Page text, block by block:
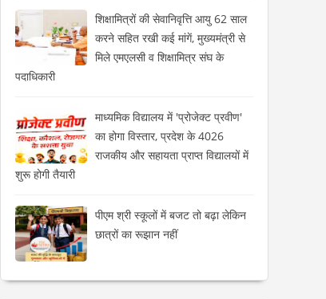
शिक्षामित्रों की सेवानिवृत्ति आयु 62 साल
करने सहित रखी कई मांगें, मुख्यमंत्री से
मिले एमएलसी व शिक्षामित्र संघ के
पदाधिकारी
माध्यमिक विद्यालय में 'प्रोजेक्ट प्रवीण'
का होगा विस्तार, प्रदेश के 4026
राजकीय और सहायता प्राप्त विद्यालयों में
शुरू होगी तैयारी
पीएम श्री स्कूलों में बजट तो बढ़ा लेकिन
छात्रों का रूझान नहीं